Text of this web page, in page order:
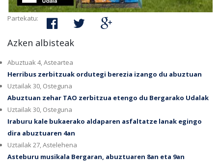
Partekatu:
Azken albisteak
Abuztuak 4, Asteartea
Herribus zerbitzuak ordutegi berezia izango du abuztuan
Uztailak 30, Osteguna
Abuztuan zehar TAO zerbitzua etengo du Bergarako Udalak
Uztailak 30, Osteguna
Iraburu kale bukaerako aldaparen asfaltatze lanak egingo
dira abuztuaren 4an
Uztailak 27, Astelehena
Asteburu musikala Bergaran, abuztuaren 8an eta 9an